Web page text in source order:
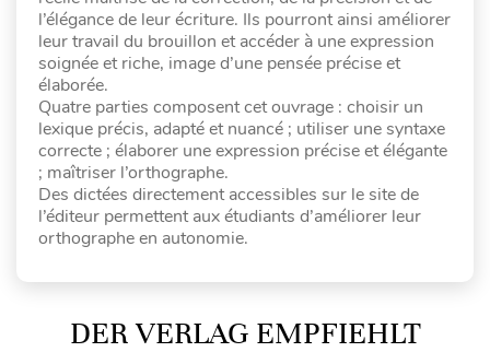
l’élégance de leur écriture. Ils pourront ainsi améliorer
leur travail du brouillon et accéder à une expression
soignée et riche, image d’une pensée précise et
élaborée.
Quatre parties composent cet ouvrage : choisir un
lexique précis, adapté et nuancé ; utiliser une syntaxe
correcte ; élaborer une expression précise et élégante
; maîtriser l’orthographe.
Des dictées directement accessibles sur le site de
l’éditeur permettent aux étudiants d’améliorer leur
orthographe en autonomie.
DER VERLAG EMPFIEHLT